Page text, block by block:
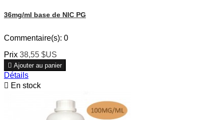
36mg/ml base de NIC PG
Commentaire(s): 0
Prix 38,55 $US
 Ajouter au panier
Détails
 En stock